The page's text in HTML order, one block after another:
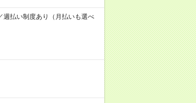
払い制度あり（月払いも選べ